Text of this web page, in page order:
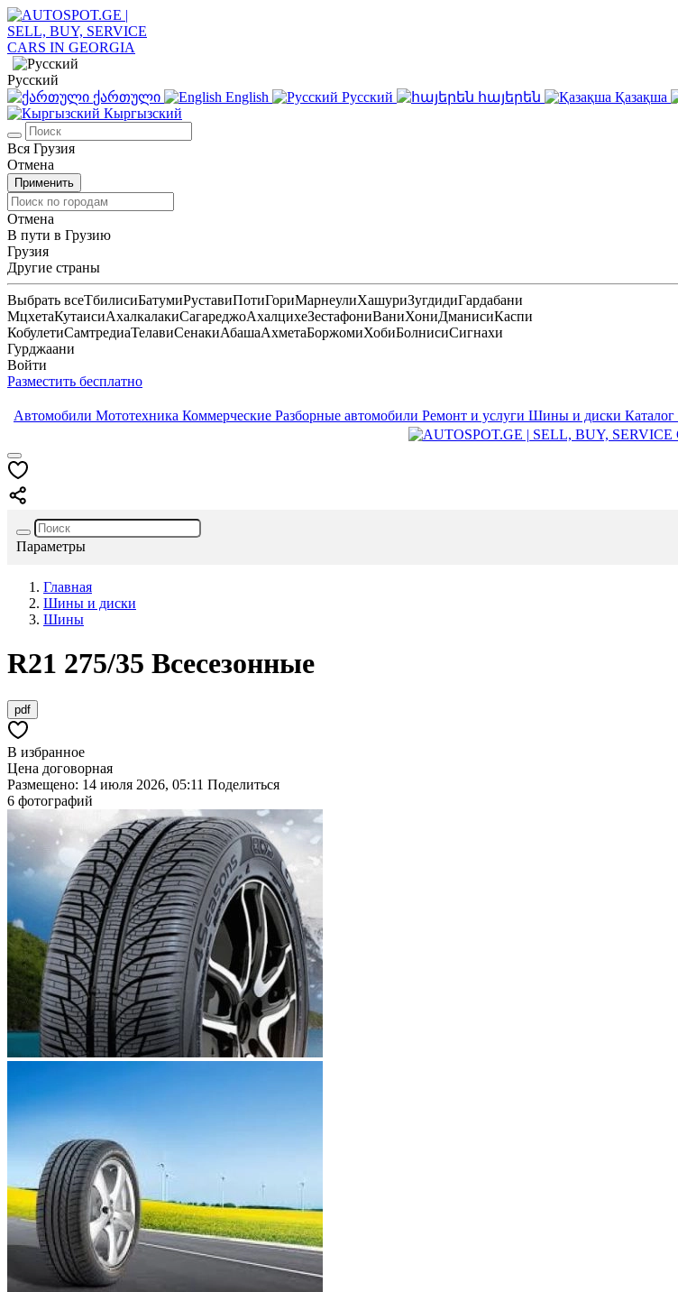
Русский
ქართული
English Русский հայերեն Қазақша
Кыргызский
Вся Грузия
Отмена
Применить
Отмена
В пути в Грузию
Грузия
Другие страны
Выбрать всеТбилисиБатумиРуставиПотиГориМарнеулиХашуриЗугдидиГардабани
МцхетаКутаисиАхалкалакиСагареджоАхалцихеЗестафониВаниХониДманисиКаспи
КобулетиСамтредиаТелавиСенакиАбашаАхметаБоржомиХобиБолнисиСигнахи
Гурджаани
Войти
Разместить бесплатно
Автомобили Мототехника Коммерческие Разборные автомобили Ремонт и услуги Шины и диски Каталог
Параметры
Главная
Шины и диски
Шины
R21 275/35 Всесезонные
pdf
В избранное
Цена договорная
Размещено: 14 июля 2026, 05:11 Поделиться
6 фотографий